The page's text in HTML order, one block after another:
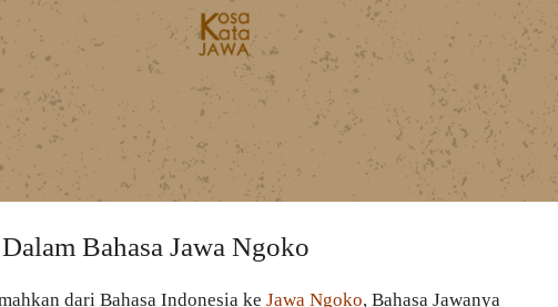
Bahasa Jawa Ngoko
dari Bahasa Indonesia ke Jawa Ngoko, Bahasa Jawanya